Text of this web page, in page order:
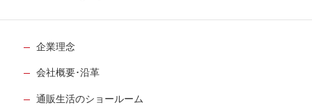
企業理念
会社概要･沿革
通販生活のショールーム